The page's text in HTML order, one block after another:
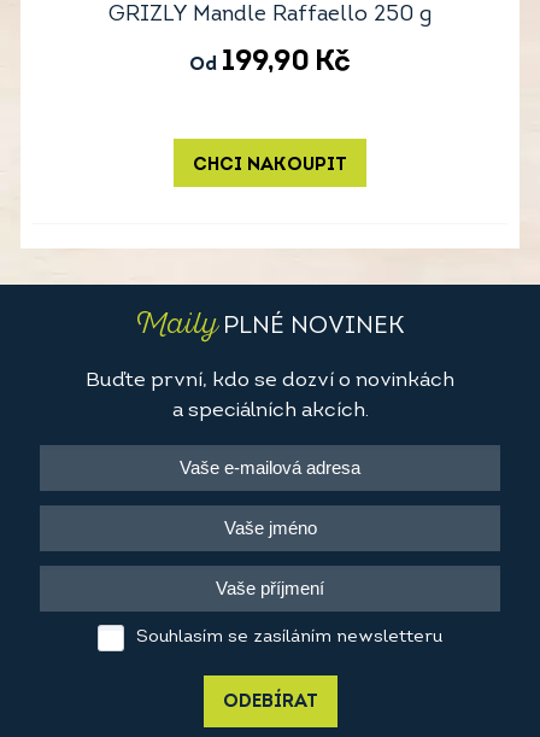
GRIZLY Mandle Raffaello 250 g
Od 199,90 Kč
CHCI NAKOUPIT
MailyPLNÉ NOVINEK
Buďte první, kdo se dozví o novinkách
a speciálních akcích.
Souhlasím se zasíláním newsletteru
ODEBÍRAT